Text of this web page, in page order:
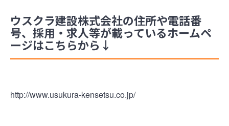
ウスクラ建設株式会社の住所や電話番
号、採用・求人等が載っているホームペ
ージはこちらから↓
http://www.usukura-kensetsu.co.jp/